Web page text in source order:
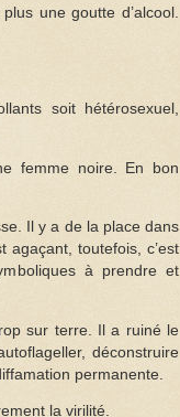
une goutte d’alcool.
soit hétérosexuel,
femme noire. En bon
Il y a de la place dans
agaçant, toutefois, c’est
à prendre et
sur terre. Il a ruiné le
déconstruire
permanente.
la virilité.